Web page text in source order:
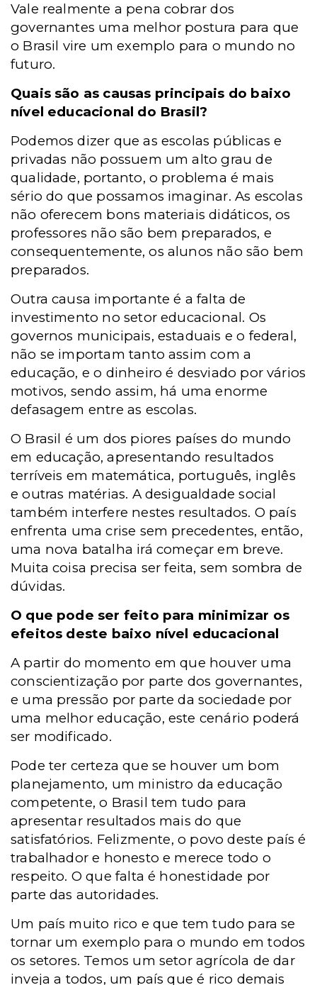
Vale realmente a pena cobrar dos
governantes uma melhor postura para que
o Brasil vire um exemplo para o mundo no
futuro.
Quais são as causas principais do baixo
nível educacional do Brasil?
Podemos dizer que as escolas públicas e
privadas não possuem um alto grau de
qualidade, portanto, o problema é mais
sério do que possamos imaginar. As escolas
não oferecem bons materiais didáticos, os
professores não são bem preparados, e
consequentemente, os alunos não são bem
preparados.
Outra causa importante é a falta de
investimento no setor educacional. Os
governos municipais, estaduais e o federal,
não se importam tanto assim com a
educação, e o dinheiro é desviado por vários
motivos, sendo assim, há uma enorme
defasagem entre as escolas.
O Brasil é um dos piores países do mundo
em educação, apresentando resultados
terríveis em matemática, português, inglês
e outras matérias. A desigualdade social
também interfere nestes resultados. O país
enfrenta uma crise sem precedentes, então,
uma nova batalha irá começar em breve.
Muita coisa precisa ser feita, sem sombra de
dúvidas.
O que pode ser feito para minimizar os
efeitos deste baixo nível educacional
A partir do momento em que houver uma
conscientização por parte dos governantes,
e uma pressão por parte da sociedade por
uma melhor educação, este cenário poderá
ser modificado.
Pode ter certeza que se houver um bom
planejamento, um ministro da educação
competente, o Brasil tem tudo para
apresentar resultados mais do que
satisfatórios. Felizmente, o povo deste país é
trabalhador e honesto e merece todo o
respeito. O que falta é honestidade por
parte das autoridades.
Um país muito rico e que tem tudo para se
tornar um exemplo para o mundo em todos
os setores. Temos um setor agrícola de dar
inveja a todos, um país que é rico demais